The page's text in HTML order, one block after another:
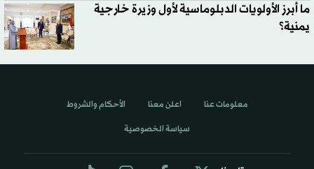
ما أبرز الأولويات الدبلوماسية لأول وزيرة خارجية
يمنية؟
معلومات عنا اعلن معنا الأحكام والشروط
سياسة الخصوصية